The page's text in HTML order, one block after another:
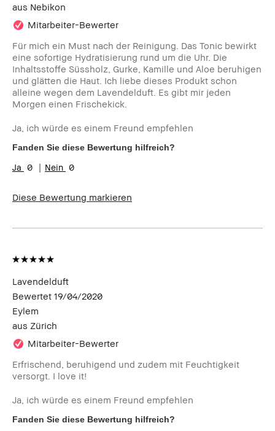
aus Nebikon
Mitarbeiter-Bewerter
Für mich ein Must nach der Reinigung. Das Tonic bewirkt
eine sofortige Hydratisierung rund um die Uhr. Die
Inhaltsstoffe Süssholz, Gurke, Kamille und Aloe beruhigen
und glätten die Haut. Ich liebe dieses Produkt schon
alleine wegen dem Lavendelduft. Es gibt mir jeden
Morgen einen Frischekick.
Ja, ich würde es einem Freund empfehlen
Fanden Sie diese Bewertung hilfreich?
0 0
Diese Bewertung markieren
Lavendelduft
Bewertet 19/04/2020
Eylem
aus Zürich
Mitarbeiter-Bewerter
Erfrischend, beruhigend und zudem mit Feuchtigkeit
versorgt. I love it!
Ja, ich würde es einem Freund empfehlen
Fanden Sie diese Bewertung hilfreich?